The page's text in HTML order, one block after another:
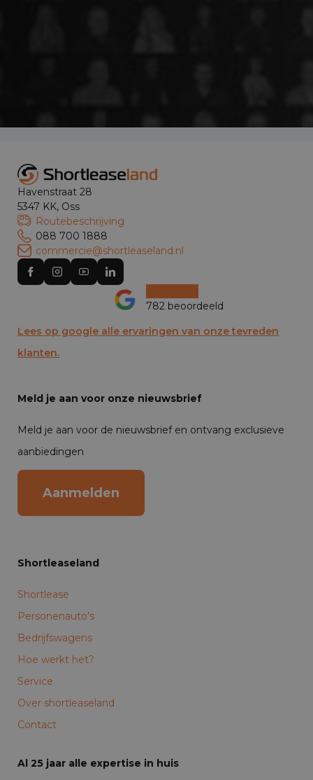
Havenstraat 28
5347 KK, Oss
Routebeschrijving
088 700 1888
commercie@shortleaseland.nl
782 beoordeeld
Lees op google alle ervaringen van onze tevreden
klanten.
Meld je aan voor onze nieuwsbrief
Meld je aan voor de nieuwsbrief en ontvang exclusieve
aanbiedingen
Aanmelden
Shortleaseland
Shortlease
Personenauto’s
Bedrijfswagens
Hoe werkt het?
Service
Over shortleaseland
Contact
Al 25 jaar alle expertise in huis